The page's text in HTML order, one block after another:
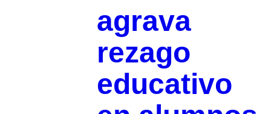
agrava
rezago
educativo